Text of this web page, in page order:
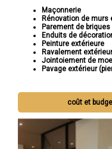
Maçonnerie
Rénovation de murs
Parement de briques
Enduits de
Peinture extérieure
Ravalement extérieur
Jointoiement de
Pavage extérieur
coût et